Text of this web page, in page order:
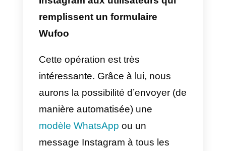
d’améliorer les processus métier.
WhatsApp à l’aide de Wufoo et
créez des notifications qui
informent de certaines actions
générées dans Wufoo.